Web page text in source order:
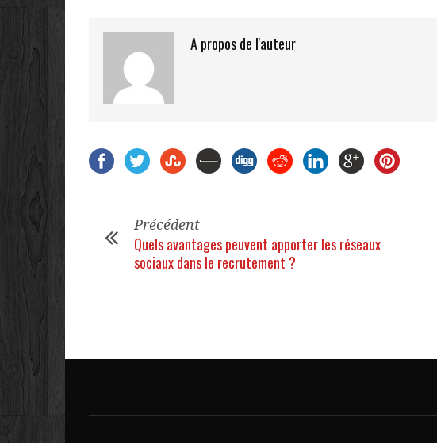
A propos de l'auteur
Précédent
Quels avantages peuvent apporter les réseaux
sociaux dans le recrutement ?